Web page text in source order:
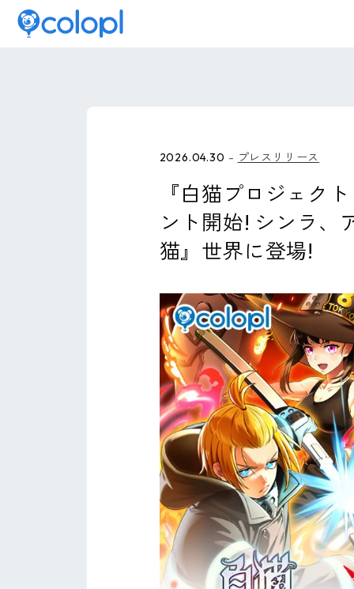
2026.04.30 プレスリリース
『白猫プロジェク
ント開始! シンラ、
猫』世界に登場!